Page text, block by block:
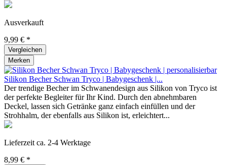
Ausverkauft
9,99 € *
Vergleichen
Merken
Silikon Becher Schwan Tryco | Babygeschenk |...
Der trendige Becher im Schwanendesign aus Silikon von Tryco ist
der perfekte Begleiter für Ihr Kind. Durch den abnehmbaren
Deckel, lassen sich Getränke ganz einfach einfüllen und der
Strohhalm, der ebenfalls aus Silikon ist, erleichtert...
Lieferzeit ca. 2-4 Werktage
8,99 € *